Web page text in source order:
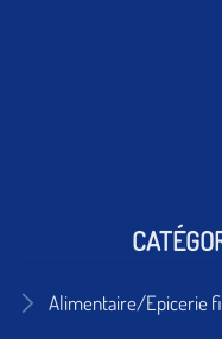
Alimentaire/Epicerie